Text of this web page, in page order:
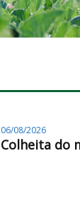
06/08/2026
Colheita do